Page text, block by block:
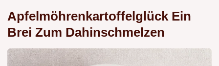
Apfelmöhrenkartoffelglück Ein
Brei Zum Dahinschmelzen